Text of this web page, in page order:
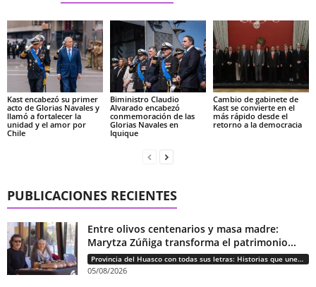
Kast encabezó su primer
acto de Glorias Navales y
llamó a fortalecer la
unidad y el amor por
Chile
Biministro Claudio
Alvarado encabezó
conmemoración de las
Glorias Navales en
Iquique
Cambio de gabinete de
Kast se convierte en el
más rápido desde el
retorno a la democracia
PUBLICACIONES RECIENTES
Entre olivos centenarios y masa madre:
Marytza Zúñiga transforma el patrimonio...
Provincia del Huasco con todas sus letras: Historias que unen cultura, diversidad e identidad
05/08/2026